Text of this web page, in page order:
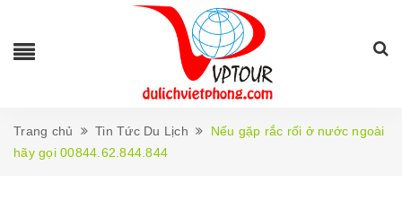
Trang chủ Tin Tức Du Lịch
Nếu gặp rắc rối ở nước ngoài
hãy gọi 00844.62.844.844